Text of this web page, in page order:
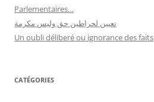
Parlementaires…
تعيين لحراطين حق وليس مكرمة
Un oubli déliberé ou ignorance des faits
CATÉGORIES